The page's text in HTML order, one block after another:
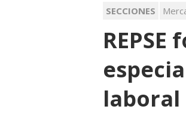
SECCIONES
laboral